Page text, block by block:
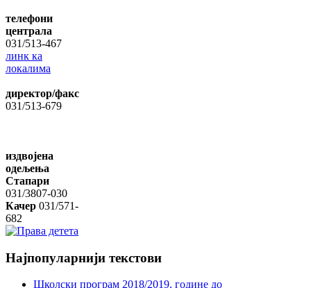
телефони
централа
031/513-467
линк ка
локалима
директор/факс
031/513-679
издвојена
одељења
Стапари
031/3807-030
Качер 031/571-
682
Најпопуларнији текстови
Школски програм 2018/2019. године дo